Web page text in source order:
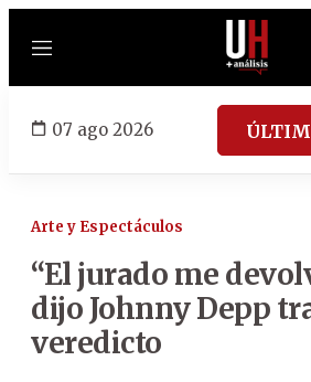
Menú
07 ago 2026
Arte y Espectáculos
“El jurado me
dijo Johnny Depp
veredicto